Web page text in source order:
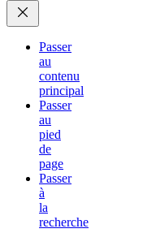
Passer
au
contenu
principal
Passer
au
pied
de
page
Passer
à
la
recherche